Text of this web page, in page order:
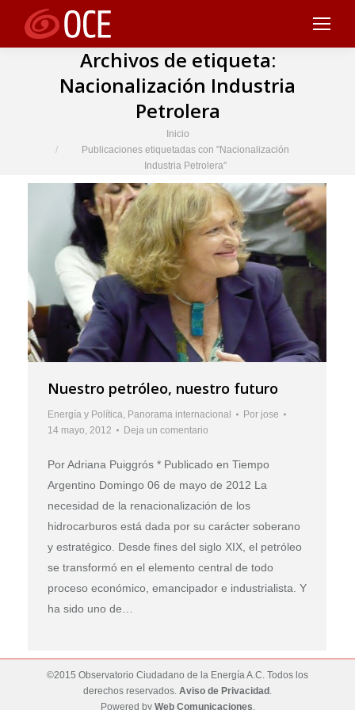
Archivos de etiqueta:
Nacionalización Industria
Petrolera
Inicio
Publicaciones etiquetadas con "Nacionalización
Industria Petrolera"
Nuestro petróleo, nuestro futuro
Energía y Política, Panorama internacional Por jose
14 mayo, 2012
Deja un comentario
Por Adriana Puiggrós * Publicado en Tiempo
Argentino Domingo 06 de mayo de 2012 La
necesidad de la renacionalización de los
hidrocarburos está dada por su carácter soberano
y estratégico. Desde fines del siglo XIX, el petróleo
se transformó en el elemento central de todo
proceso económico, emancipador e industrialista. Y
ha sido uno de…
©2015 Observatorio Ciudadano de la Energía A.C. Todos los
derechos reservados. Aviso de Privacidad .
Powered by Web Comunicaciones.